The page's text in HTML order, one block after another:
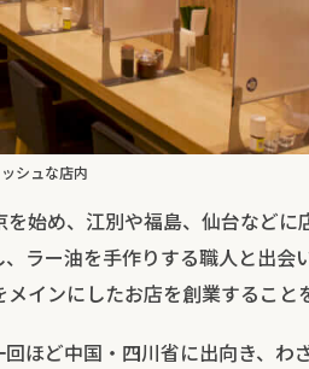
シュな店内
始め、江別や福島、仙台などに
ラー油を手作りする職人と出会
インにしたお店を創業すること
ほど中国・四川省に出向き、わ